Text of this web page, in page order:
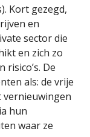
Kort gezegd,
en
sector die
en zich zo
De
als: de vrije
hun
waar ze